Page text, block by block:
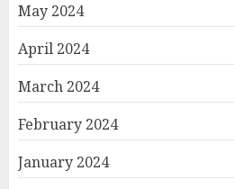
May 2024
April 2024
March 2024
February 2024
January 2024